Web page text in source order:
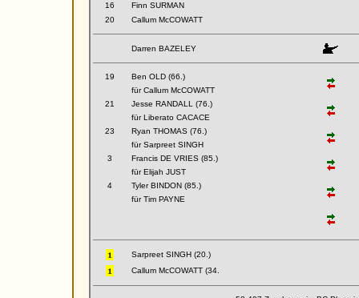
16
Finn SURMAN
20
Callum McCOWATT
Darren BAZELEY
19
Ben OLD (66.)
für Callum McCOWATT
21
Jesse RANDALL (76.)
für Liberato CACACE
23
Ryan THOMAS (76.)
für Sarpreet SINGH
3
Francis DE VRIES (85.)
für Elijah JUST
4
Tyler BINDON (85.)
für Tim PAYNE
Sarpreet SINGH (20.)
Callum McCOWATT (34.